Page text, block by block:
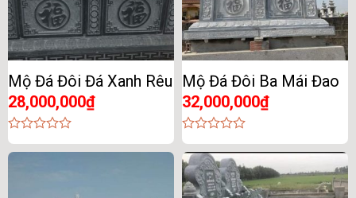
Mộ Đá Đôi Đá Xanh Rêu
28,000,000₫
0
out
Mộ Đá Đôi Ba Mái Đao
32,000,000₫
0
out
of
5